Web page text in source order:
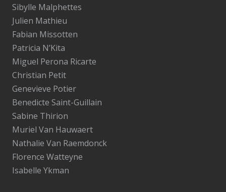
Sibylle Malphettes
Julien Mathieu
Fabian Missotten
Patricia N’Kita
Miguel Perona Ricarte
Christian Petit
Genevieve Potier
Benedicte Saint-Guillain
Sabine Thirion
Muriel Van Hauwaert
Nathalie Van Raemdonck
Florence Watteyne
Isabelle Ykman